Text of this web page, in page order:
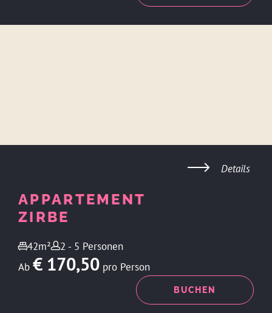
APPARTEMENT
ZIRBE
42m²
2 - 5 Personen
Ab € 170,50 pro Person
BUCHEN
Details